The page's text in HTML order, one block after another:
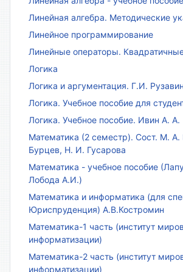
Линейная алгебра. Методические
Линейное программирование
Линейные операторы.
Логика
Логика и аргументация. Г.И. Рузавин
Логика. Учебное пособие для
Логика. Учебное пособие. Ивин А. А.
Математика (2 семестр). Сост. М.
Бурцев, Н. И. Гусарова
Математика - учебное пособие
Лобода А.И.)
Математика и информатика (для
Юриспруденция) А.В.Костромин
Математика-1 часть (институт
информатизации)
Математика-2 часть (институт
информатизации)